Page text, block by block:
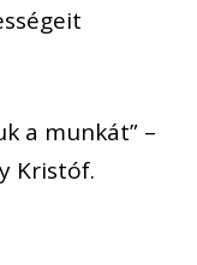
a munkát” –
Kristóf.